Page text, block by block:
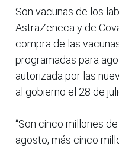
Son vacunas de los
AstraZeneca y de
compra de las
programadas para
autorizada por las
al gobierno el 28 de
“Son cinco millones
agosto, más cinco